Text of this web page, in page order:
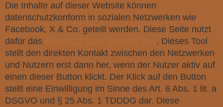
Die Inhalte auf dieser Website können
datenschutzkonform in sozialen Netzwerken wie
Facebook, X & Co. geteilt werden. Diese Seite nutzt
dafür das
. Dieses Tool
stellt den direkten Kontakt zwischen den Netzwerken
und Nutzern erst dann her, wenn der Nutzer aktiv auf
einen dieser Button klickt. Der Klick auf den Button
stellt eine Einwilligung im Sinne des Art. 6 Abs. 1 lit. a
DSGVO und § 25 Abs. 1 TDDDG dar. Diese